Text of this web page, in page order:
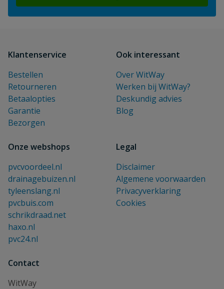
Klantenservice
Bestellen
Retourneren
Betaalopties
Garantie
Bezorgen
Ook interessant
Over WitWay
Werken bij WitWay?
Deskundig advies
Blog
Onze webshops
pvcvoordeel.nl
drainagebuizen.nl
tyleenslang.nl
pvcbuis.com
schrikdraad.net
haxo.nl
pvc24.nl
Legal
Disclaimer
Algemene voorwaarden
Privacyverklaring
Cookies
Contact
WitWay